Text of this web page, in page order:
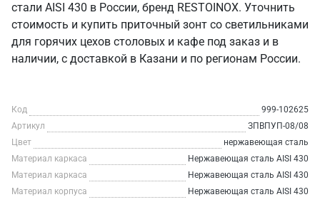
стали AISI 430 в России, бренд RESTOINOX. Уточнить
стоимость и купить приточный зонт со светильниками
для горячих цехов столовых и кафе под заказ и в
наличии, с доставкой в Казани и по регионам России.
Код
999-102625
Артикул
ЗПВПУП-08/08
Цвет
нержавеющая сталь
Материал каркаса
Нержавеющая сталь AISI 430
Материал каркаса
Нержавеющая сталь AISI 430
Материал корпуса
Нержавеющая сталь AISI 430